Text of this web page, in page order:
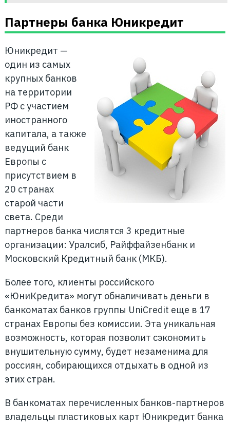
Партнеры банка Юникредит
Юникредит —
один из самых
крупных банков
на территории
РФ с участием
иностранного
капитала, а также
ведущий банк
Европы с
присутствием в
20 странах
старой части
света. Среди
партнеров банка числятся 3 кредитные
организации: Уралсиб, Райффайзенбанк и
Московский Кредитный банк (МКБ).
Более того, клиенты российского
«ЮниКредита» могут обналичивать деньги в
банкоматах банков группы UniCredit еще в 17
странах Европы без комиссии. Эта уникальная
возможность, которая позволит сэкономить
внушительную сумму, будет незаменима для
россиян, собирающихся отдыхать в одной из
этих стран.
В банкоматах перечисленных банков-партнеров
владельцы пластиковых карт Юникредит банка